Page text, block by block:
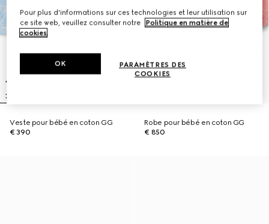
Veste pour bébé en coton GG
€ 390
Robe pour bébé en coton GG
€ 850
Pour plus d'informations sur ces technologies et leur utilisation sur
ce site web, veuillez consulter notre
Politique en matière de
cookies.
PARAMÈTRES DES
COOKIES
OK